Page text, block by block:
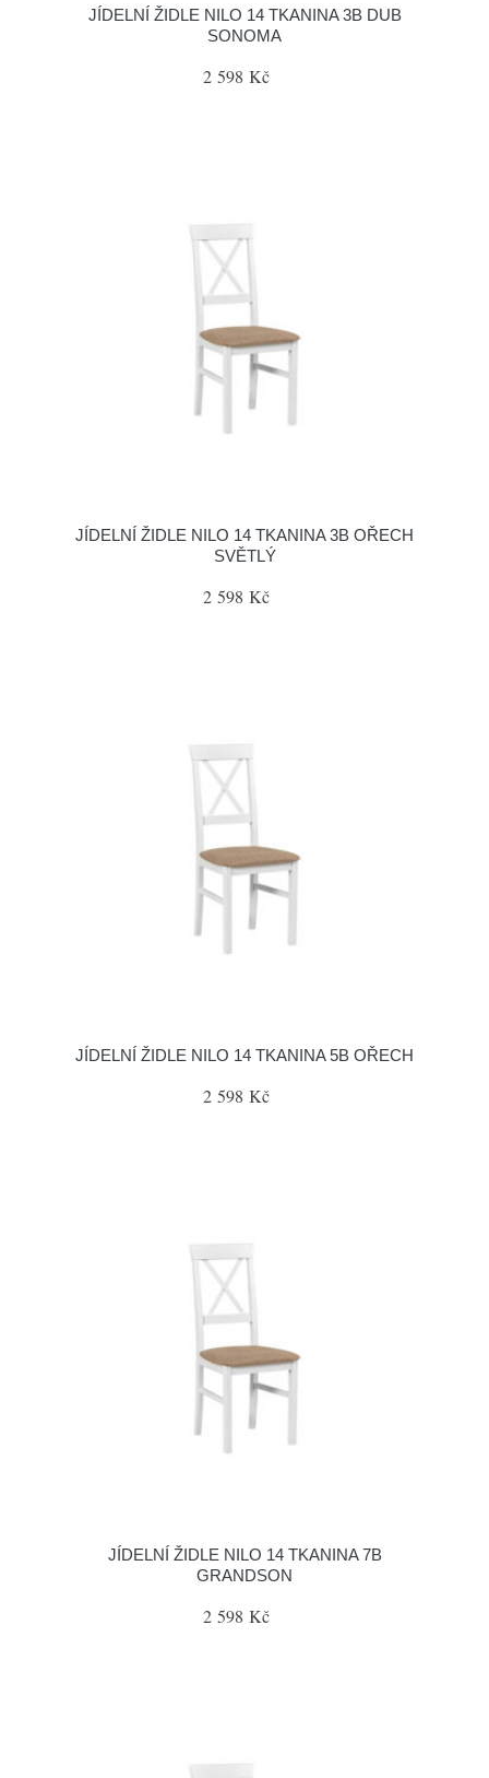
JÍDELNÍ ŽIDLE NILO 14 TKANINA 3B DUB
SONOMA
2 598 Kč
JÍDELNÍ ŽIDLE NILO 14 TKANINA 3B OŘECH
SVĚTLÝ
2 598 Kč
JÍDELNÍ ŽIDLE NILO 14 TKANINA 5B OŘECH
2 598 Kč
JÍDELNÍ ŽIDLE NILO 14 TKANINA 7B
GRANDSON
2 598 Kč